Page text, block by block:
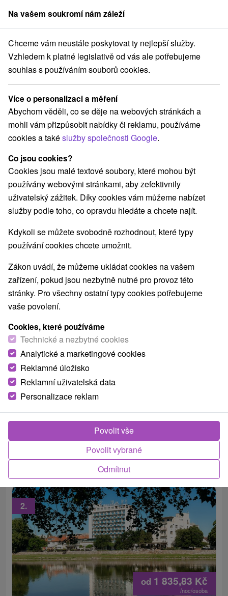
člen skupinySorger
Hotely na Slovensku Považský Inovec
Hotely Považský Inovec
Kategorie
Všechny kategorie
Hotely na Slovensku (21)
Hotely s bazénem(12)
Wellness hotely na Slovensku
Hotely na Slovensku pro rodiny s dětmi(5)
Historické hotely (3) Hotely s termálním bazénem
Vyberte lokalitu nebo termín
Nejprodávanější
od
1.
Křídlo Grand, Splendid Ensana Health Spa
Hotel★★★
Lázně Piešťany - sleva až do 25 % na termíny
do 27.2.2027
Splendid Ensana Health Spa Hotel, křídlo Grand
*** je součástí hotelového komplexu Splendid
Ensana Health Spa Hotel a nachází se přímo na...
od 1 835,83 Kč
/noc/osoba
2.
Na vašem soukromí nám záleží
Chceme vám neustále poskytovat ty nejlepší služby.
Vzhledem k platné legislativě od vás ale potřebujeme
souhlas s používáním souborů cookies.
Více o personalizaci a měření
Abychom věděli, co se děje na webových stránkách a
mohli vám přizpůsobit nabídky či reklamu, používáme
cookies a takéslužby společnosti Google.
Co jsou cookies?
Cookies jsou malé textové soubory, které mohou být
používány webovými stránkami, aby zefektivnily
uživatelský zážitek. Díky cookies vám můžeme nabízet
služby podle toho, co opravdu hledáte a chcete najít.
Kdykoli se můžete svobodně rozhodnout, které typy
používání cookies chcete umožnit.
Zákon uvádí, že můžeme ukládat cookies na vašem
zařízení, pokud jsou nezbytně nutné pro provoz této
stránky. Pro všechny ostatní typy cookies potřebujeme
vaše povolení.
Cookies, které používáme
Technické a nezbytné cookies
Analytické a marketingové cookies
Reklamné úložisko
Reklamní uživatelská data
Personalizace reklam
Odmítnut
Povolit vybrané
Povolit vše